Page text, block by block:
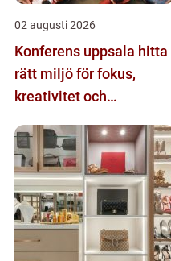
02 augusti 2026
Konferens uppsala hitta
rätt miljö för fokus,
kreativitet och